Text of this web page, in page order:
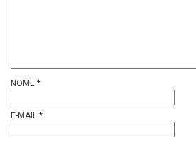
NOME *
E-MAIL *